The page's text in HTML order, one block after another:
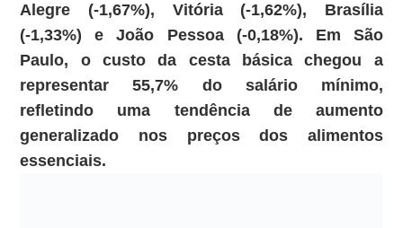
Alegre (-1,67%), Vitória (-1,62%), Brasília
(-1,33%) e João Pessoa (-0,18%). Em São
Paulo, o custo da cesta básica chegou a
representar 55,7% do salário mínimo,
refletindo uma tendência de aumento
generalizado nos preços dos alimentos
essenciais.